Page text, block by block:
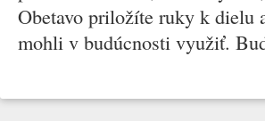
Obetavo priložíte ruky k dielu
mohli v budúcnosti využiť.